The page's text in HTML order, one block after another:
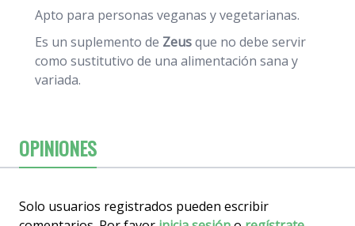
Apto para personas veganas y vegetarianas.
Es un suplemento de Zeusque no debe servir
como sustitutivo de una alimentación sana y
variada.
OPINIONES
Solo usuarios registrados pueden escribir